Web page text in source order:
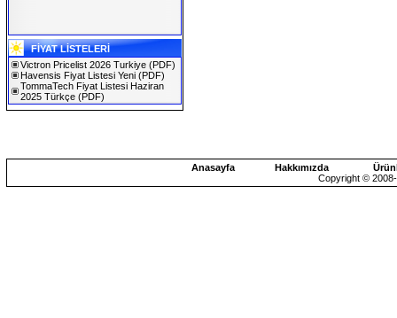
SOLAREX ISTANBUL 2019
30.01.2019
FİYAT LİSTELERİ
Victron Pricelist 2026 Turkiye (PDF)
Havensis Fiyat Listesi Yeni (PDF)
TommaTech Fiyat Listesi Haziran
2025 Türkçe (PDF)
Anasayfa Hakkımızda
Copyright ©